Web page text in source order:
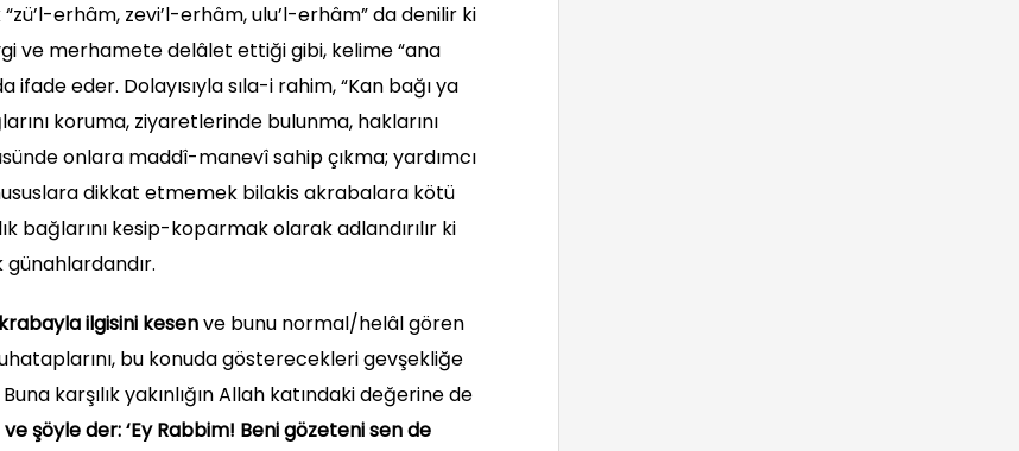
erhâm, zevi’l-erhâm, ulu’l-erhâm” da denilir ki
ve merhamete delâlet ettiği gibi, kelime “ana
ifade eder. Dolayısıyla sıla-i rahim, “Kan bağı ya
koruma, ziyaretlerinde bulunma, haklarını
onlara maddî-manevî sahip çıkma; yardımcı
dikkat etmemek bilakis akrabalara kötü
bağlarını kesip-koparmak olarak adlandırılır ki
günahlardandır.
ilgisini kesenve bunu normal/helâl gören
bu konuda gösterecekleri gevşekliğe
karşılık yakınlığın Allah katındaki değerine de
ve şöyle der: ‘Ey Rabbim! Beni gözeteni sen de